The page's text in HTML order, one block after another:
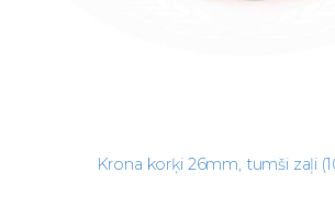
Krona korķi 26mm, tumši zaļi